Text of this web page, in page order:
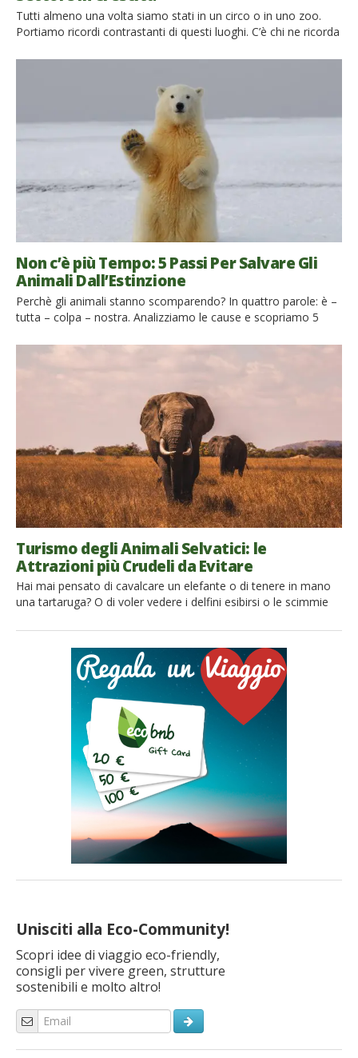
Unisciti alla Eco-Community!
Scopri idee di viaggio eco-friendly,
consigli per vivere green, strutture
sostenibili e molto altro!
Tutti almeno una volta siamo stati in un circo o in uno zoo.
Portiamo ricordi contrastanti di questi luoghi. C’è chi ne ricorda
un semplice modellino o una fotografia sul libro di geografia, e
Non c’è più Tempo: 5 Passi Per Salvare Gli
Animali Dall’Estinzione
Perchè gli animali stanno scomparendo? In quattro parole: è –
tutta – colpa – nostra. Analizziamo le cause e scopriamo 5
dall’estinzione Recenti studi lanciano un grido d’allarme: stiamo
attraversando la sesta estinzione di massa. Oggigiorno, il
Turismo degli Animali Selvatici: le
Attrazioni più Crudeli da Evitare
Hai mai pensato di cavalcare un elefante o di tenere in mano
una tartaruga? O di voler vedere i delfini esibirsi o le scimmie
tra il 20% e il 40% del turismo mondiale coinvolge gli animali
selvatici, e circa il 75% di questo ha effetti […]